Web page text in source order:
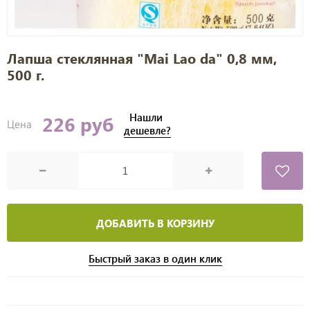
Лапша стеклянная "Mai Lao da" 0,8 мм,
500 г.
Цена 226 руб
Нашли
дешевле?
ДОБАВИТЬ В КОРЗИНУ
Быстрый заказ в один клик